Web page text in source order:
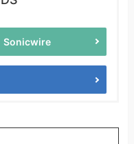
Sonicwire